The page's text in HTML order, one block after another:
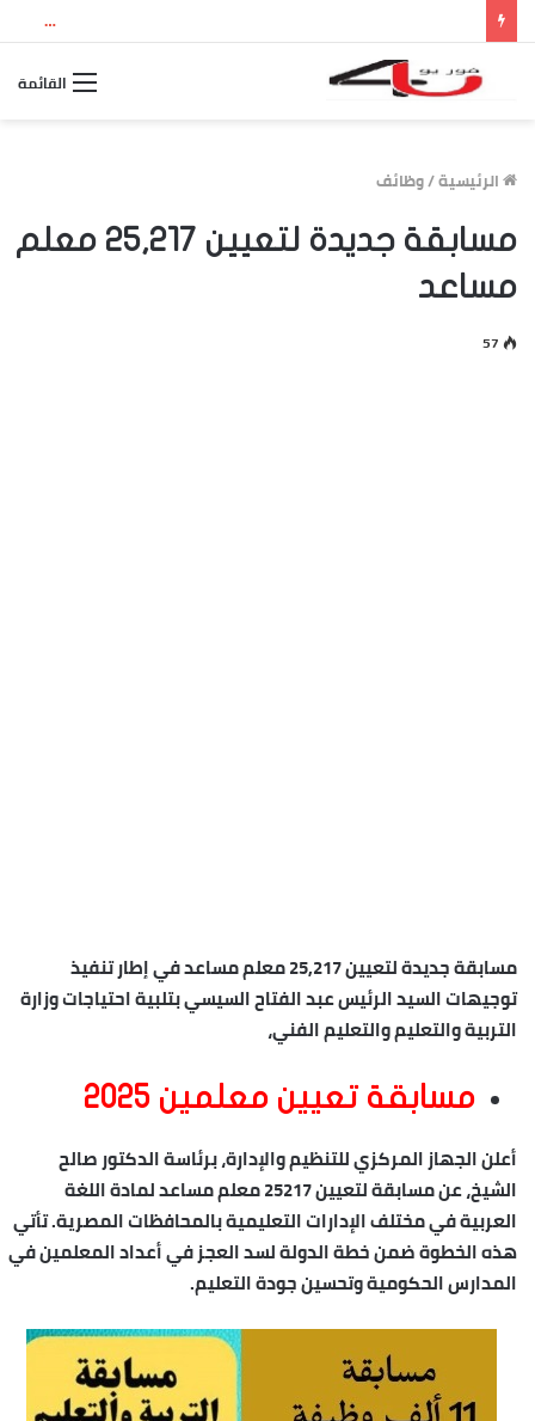
نتيجة الثانوية العامة 2026 بالاسم ورقم الجلوس.. استعلم الآن عن درجاتك والمجموع الكلي
القائمة
الرئيسية/وظائف
مسابقة جديدة لتعيين 25,217 معلم
مساعد
57
مسابقة جديدة لتعيين 25,217 معلم مساعد في إطار تنفيذ
توجيهات السيد الرئيس عبد الفتاح السيسي بتلبية احتياجات وزارة
التربية والتعليم والتعليم الفني،
مسابقة تعيين معلمين 2025
أعلن الجهاز المركزي للتنظيم والإدارة، برئاسة الدكتور صالح
الشيخ، عن مسابقة لتعيين 25217 معلم مساعد لمادة اللغة
العربية في مختلف الإدارات التعليمية بالمحافظات المصرية. تأتي
هذه الخطوة ضمن خطة الدولة لسد العجز في أعداد المعلمين في
المدارس الحكومية وتحسين جودة التعليم.